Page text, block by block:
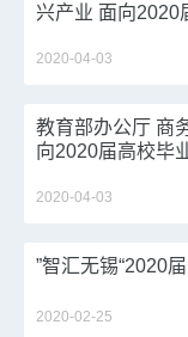
兴产业 面向2020
2020-04-03
教育部办公厅 商
向2020届高校毕
2020-04-03
”智汇无锡“2020
2020-02-25